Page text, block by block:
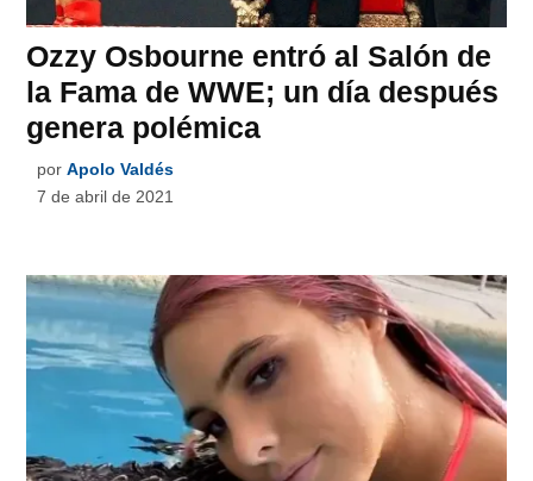
Ozzy Osbourne entró al Salón de
la Fama de WWE; un día después
genera polémica
por Apolo Valdés
7 de abril de 2021